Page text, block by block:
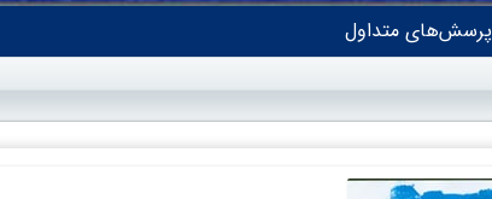
پرسش‌های متداول